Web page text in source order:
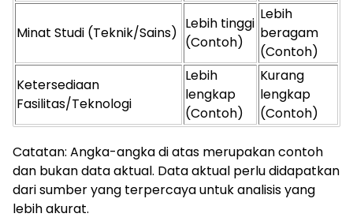
Minat Studi (Teknik/Sains)
Lebih tinggi
(Contoh)
Lebih
beragam
(Contoh)
Ketersediaan
Fasilitas/Teknologi
Lebih
lengkap
(Contoh)
Kurang
lengkap
(Contoh)
Catatan: Angka-angka di atas merupakan contoh
dan bukan data aktual. Data aktual perlu didapatkan
dari sumber yang terpercaya untuk analisis yang
lebih akurat.